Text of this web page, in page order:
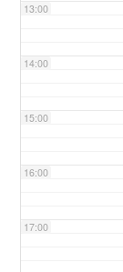
13:00
14:00
15:00
16:00
17:00